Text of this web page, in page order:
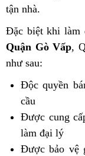
tận nhà.
Đặc biệt khi làm
Quận Gò Vấp,
như sau:
Độc quyền
cầu
Được cung
làm đại lý
Được bảo vệ